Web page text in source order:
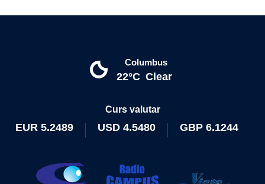
Columbus
22°C Clear
Curs valutar
EUR 5.2489 USD 4.5480 GBP 6.1244